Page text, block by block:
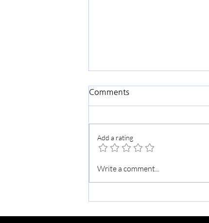
가을맞이 교회대청소
Comments
Add a rating
Write a comment...